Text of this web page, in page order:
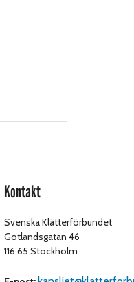
Kontakt
Svenska Klätterförbundet
Gotlandsgatan 46
116 65 Stockholm